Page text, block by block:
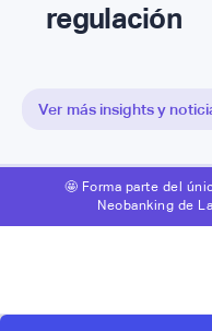
regulación
Ver más insights y
🤩 Forma parte del
Neobanking de